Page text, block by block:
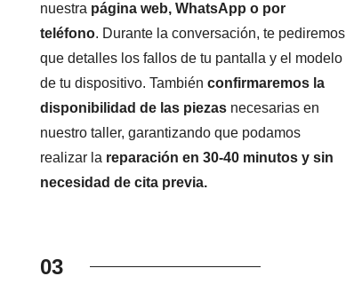
nuestra página web, WhatsApp o por
teléfono. Durante la conversación, te pediremos
que detalles los fallos de tu pantalla y el modelo
de tu dispositivo. También confirmaremos la
disponibilidad de las piezasnecesarias en
nuestro taller, garantizando que podamos
realizar la reparación en 30-40 minutos y sin
necesidad de cita previa.
03